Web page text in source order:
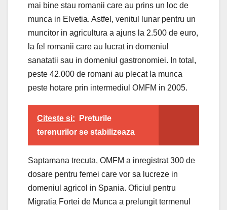
mai bine stau romanii care au prins un loc de
munca in Elvetia. Astfel, venitul lunar pentru un
muncitor in agricultura a ajuns la 2.500 de euro,
la fel romanii care au lucrat in domeniul
sanatatii sau in domeniul gastronomiei. In total,
peste 42.000 de romani au plecat la munca
peste hotare prin intermediul OMFM in 2005.
Citeste si:
Preturile
terenurilor se stabilizeaza
Saptamana trecuta, OMFM a inregistrat 300 de
dosare pentru femei care vor sa lucreze in
domeniul agricol in Spania. Oficiul pentru
Migratia Fortei de Munca a prelungit termenul